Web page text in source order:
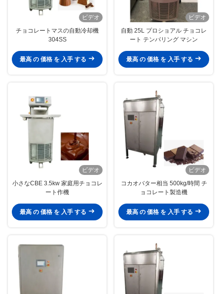
ビデオ
チョコレートマスの自動冷却機
304SS
最高 の 価格 を 入手 する
ビデオ
自動 25L プロショアル チョコレ
ート テンパリング マシン
最高 の 価格 を 入手 する
ビデオ
小さなCBE 3.5kw 家庭用チョコレ
ート作機
最高 の 価格 を 入手 する
ビデオ
コカオバター相当 500kg/時間 チ
ョコレート製造機
最高 の 価格 を 入手 する